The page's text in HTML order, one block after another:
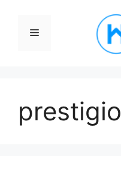
contenidoMenú
prestigio